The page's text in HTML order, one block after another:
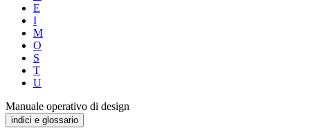
E
I
M
O
S
T
U
Manuale operativo di design
indici e glossario